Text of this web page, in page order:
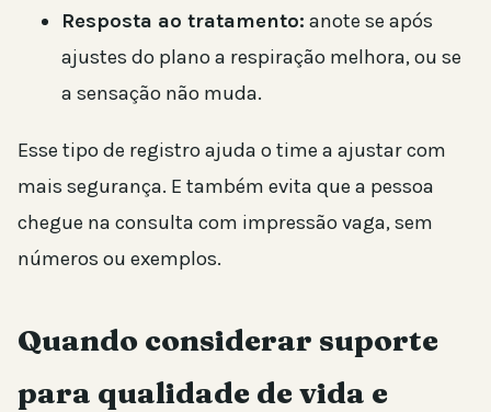
Resposta ao tratamento: anote se após
ajustes do plano a respiração melhora, ou se
a sensação não muda.
Esse tipo de registro ajuda o time a ajustar com
mais segurança. E também evita que a pessoa
chegue na consulta com impressão vaga, sem
números ou exemplos.
Quando considerar suporte
para qualidade de vida e